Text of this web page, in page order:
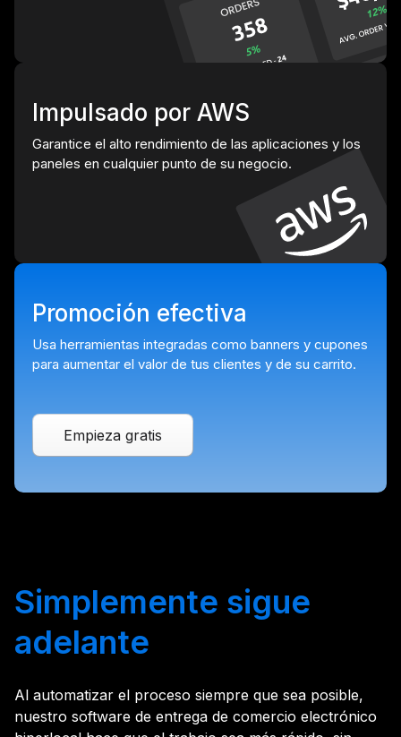
Impulsado por AWS
Garantice el alto rendimiento de las aplicaciones y los
paneles en cualquier punto de su negocio.
Promoción efectiva
Usa herramientas integradas como banners y cupones
para aumentar el valor de tus clientes y de su carrito.
Empieza gratis
Simplemente sigue
adelante
Al automatizar el proceso siempre que sea posible,
nuestro software de entrega de comercio electrónico